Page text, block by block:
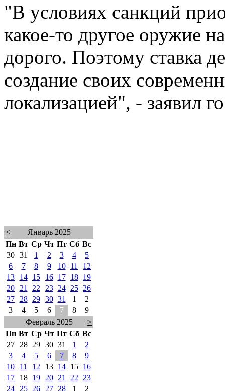
"В условиях санкций
какое-то другое оружие
дорого. Поэтому ставка
создание своих
локализацией", - заявил
<
Январь 2025
Пн Вт Ср Чт Пт Сб Вс
30 31 1 2 3 4
5
6
7 8 9 10 11
12
13
14 15 16 17 18
19
20
21 22 23 24 25
26
27
28 29 30 31 1
2
3
4 5 6 7 8
9
Февраль 2025
>
Пн Вт Ср Чт Пт Сб Вс
27
28 29 30 31 1
2
3
4 5 6 7 8
9
10
11 12 13 14 15
16
17
18 19 20 21 22
23
24
25 26 27 28 1 2